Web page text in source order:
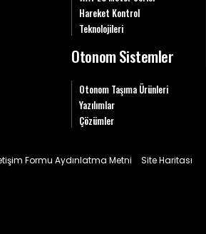
Hareket Kontrol
Teknolojileri
Otonom Sistemler
Otonom Taşıma Ürünleri
Yazılımlar
Çözümler
Formu Aydınlatma Metni Site Haritası